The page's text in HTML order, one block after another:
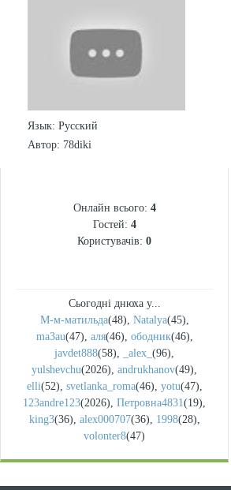
Язык: Русский
Автор: 78diki
Онлайн всього: 4
Гостей: 4
Користувачів: 0
Сьогодні днюха у...
М-м-матильда(48), Natalya(45),
ma3au(47), аля(46), ободник(46),
javdet888(58), _alex_ (96),
yulshevchu(2026), andrukhanov(49),
elli(52), svetlanka_roma(46), yotu(47),
123andre123(2026), Петровна4831(19),
king3(36), alex000707(36), 1998(28),
volonter8(47)